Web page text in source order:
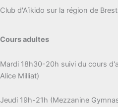
Club d'Aïkido sur la région de
Cours adultes
Mardi 18h30-20h suivi du cours
Alice Milliat)
Jeudi 19h-21h (Mezzanine